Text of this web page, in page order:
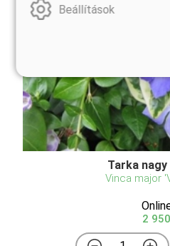
Tarka
Vinca major
2
Beállítások